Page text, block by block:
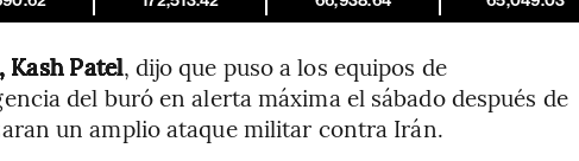
Kash Patel, dijo que puso a los equipos de
del buró en alerta máxima el sábado después de
un amplio ataque militar contra Irán.